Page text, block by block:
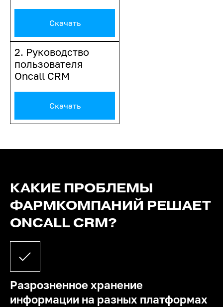
Скачать
2. Руководство
пользователя
Oncall CRM
Скачать
КАКИЕ ПРОБЛЕМЫ
ФАРМКОМПАНИЙ РЕШАЕТ
ONCALL CRM?
Разрозненное хранение
информации на разных платформах